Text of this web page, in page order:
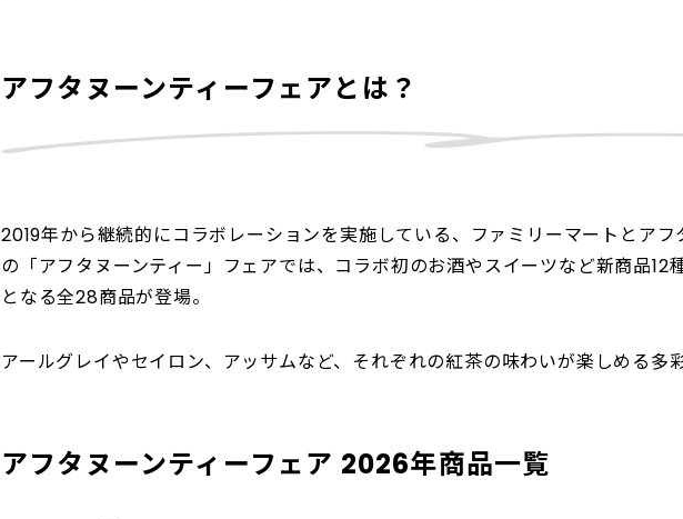
アフタヌーンティーフェアとは？
2019年から継続的にコラボレーションを実施している、ファミリーマートとアフ
の「アフタヌーンティー」フェアでは、コラボ初のお酒やスイーツなど新商品12
となる全28商品が登場。
アールグレイやセイロン、アッサムなど、それぞれの紅茶の味わいが楽しめる多
アフタヌーンティーフェア 2026年商品一覧